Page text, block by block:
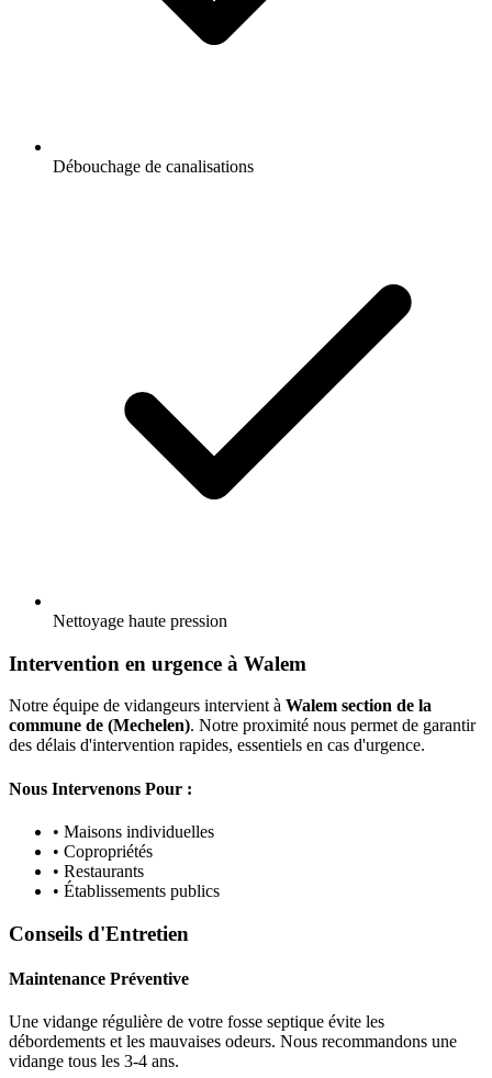
Débouchage de canalisations
Nettoyage haute pression
Intervention en urgence à Walem
Notre équipe de vidangeurs intervient à Walem section de la
commune de (Mechelen). Notre proximité nous permet de garantir
des délais d'intervention rapides, essentiels en cas d'urgence.
Nous Intervenons Pour :
• Maisons individuelles
• Copropriétés
• Restaurants
• Établissements publics
Conseils d'Entretien
Maintenance Préventive
Une vidange régulière de votre fosse septique évite les
débordements et les mauvaises odeurs. Nous recommandons une
vidange tous les 3-4 ans.